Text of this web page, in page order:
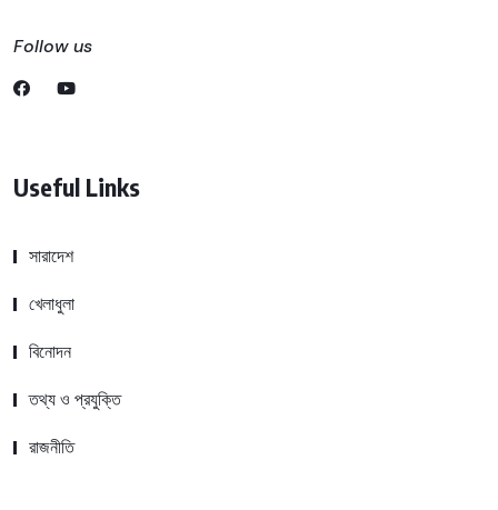
Follow us
Useful Links
সারাদেশ
খেলাধুলা
বিনোদন
তথ্য ও প্রযুক্তি
রাজনীতি